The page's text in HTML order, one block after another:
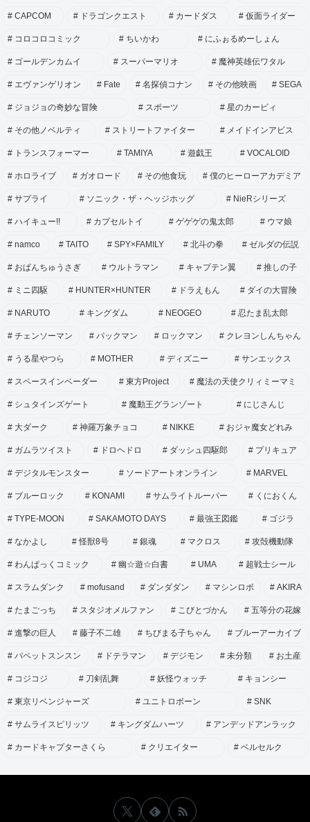
CAPCOM ドラゴンクエスト カードダス 仮面ライダー
コロコロコミック ちいかわ にふぉるめーしょん
ゴールデンカムイ スーパーマリオ 魔神英雄伝ワタル
エヴァンゲリオン Fate 名探偵コナン その他映画 SEGA
ジョジョの奇妙な冒険 スポーツ 星のカービィ
その他ノベルティ ストリートファイター メイドインアビス
トランスフォーマー TAMIYA 遊戯王 VOCALOID
ホロライブ ガオロード その他食玩 僕のヒーローアカデミア
サプライ ソニック・ザ・ヘッジホッグ NieRシリーズ
ハイキュー!! カプセルトイ ゲゲゲの鬼太郎 ウマ娘
namco TAITO SPY×FAMILY 北斗の拳 ゼルダの伝説
おぱんちゅうさぎ ウルトラマン キャプテン翼 推しの子
ミニ四駆 HUNTER×HUNTER ドラえもん ダイの大冒険
NARUTO キングダム NEOGEO 忍たま乱太郎
チェンソーマン パックマン ロックマン クレヨンしんちゃん
うる星やつら MOTHER ディズニー サンエックス
スペースインベーダー 東方Project 魔法の天使クリィミーマミ
シュタインズゲート 魔動王グランゾート にじさんじ
大ダーク 神羅万象チョコ NIKKE おジャ魔女どれみ
ガムラツイスト ドロヘドロ ダッシュ四駆郎 プリキュア
デジタルモンスター ソードアートオンライン MARVEL
ブルーロック KONAMI サムライトルーパー くにおくん
TYPE-MOON SAKAMOTO DAYS 最強王図鑑 ゴジラ
なかよし 怪獣8号 銀魂 マクロス 攻殻機動隊
わんぱっくコミック 幽☆遊☆白書 UMA 超戦士シール
スラムダンク mofusand ダンダダン マシンロボ AKIRA
たまごっち スタジオメルファン こびとづかん 五等分の花嫁
進撃の巨人 藤子不二雄 ちびまる子ちゃん ブルーアーカイブ
パペットスンスン ドテラマン デジモン 未分類 お土産
コジコジ 刀剣乱舞 妖怪ウォッチ キョンシー
東京リベンジャーズ ユニトロボーン SNK
サムライスピリッツ キングダムハーツ アンデッドアンラック
カードキャプターさくら クリエイター ベルセルク